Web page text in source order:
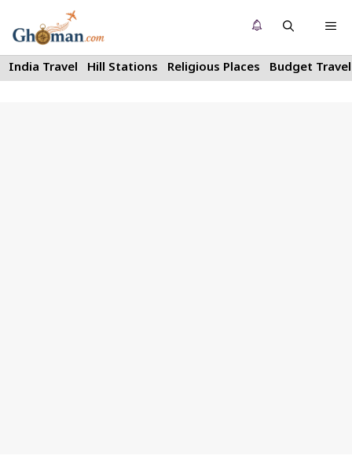
to
content
India Travel Hill Stations Religious Places Budget Travel